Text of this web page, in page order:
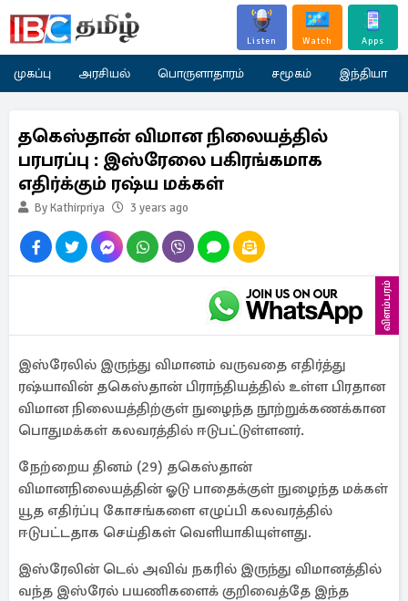
Listen Watch Apps
முகப்பு அரசியல் பொருளாதாரம் சமூகம் இந்தியா
தகெஸ்தான் விமான நிலையத்தில்
பரபரப்பு : இஸ்ரேலை பகிரங்கமாக
எதிர்க்கும் ரஷ்ய மக்கள்
By Kathirpriya 3 years ago
விளம்பரம்
இஸ்ரேலில் இருந்து விமானம் வருவதை எதிர்த்து
ரஷ்யாவின் தகெஸ்தான் பிராந்தியத்தில் உள்ள பிரதான
விமான நிலையத்திற்குள் நுழைந்த நூற்றுக்கணக்கான
பொதுமக்கள் கலவரத்தில் ஈடுபட்டுள்ளனர்.
நேற்றைய தினம் (29) தகெஸ்தான்
விமானநிலையத்தின் ஓடு பாதைக்குள் நுழைந்த மக்கள்
யூத எதிர்ப்பு கோசங்களை எழுப்பி கலவரத்தில்
ஈடுபட்டதாக செய்திகள் வெளியாகியுள்ளது.
இஸ்ரேலின் டெல் அவிவ் நகரில் இருந்து விமானத்தில்
வந்த இஸ்ரேல் பயணிகளைக் குறிவைத்தே இந்த